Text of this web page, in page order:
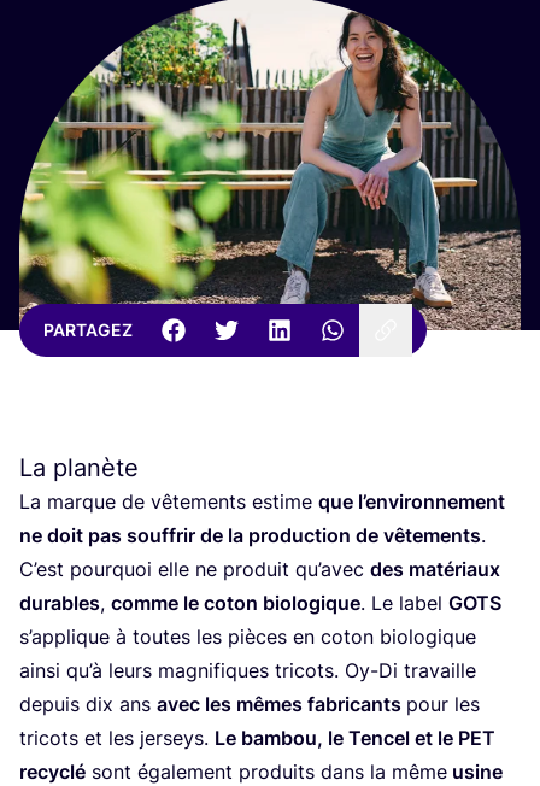
PARTAGEZ
La planète
La marque de vête­ments estime que l’en­vi­ron­ne­ment
ne doit pas souf­frir de la pro­duc­tion de vête­ments.
C’est pour­quoi elle ne pro­duit qu’a­vec des maté­riaux
durables, comme le coton bio­lo­gique. Le label GOTS
s’ap­plique à toutes les pièces en coton bio­lo­gique
ain­si qu’à leurs magni­fiques tri­cots. Oy-Di tra­vaille
depuis dix ans avec les mêmes fabri­cants pour les
tri­cots et les jer­seys. Le bam­bou, le Ten­cel et le PET
recy­clé sont éga­le­ment pro­duits dans la même usine